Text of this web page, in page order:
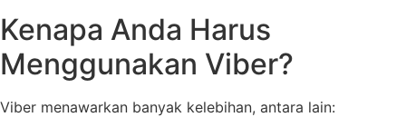
Kenapa Anda Harus
Menggunakan Viber?
Viber menawarkan banyak kelebihan, antara lain: